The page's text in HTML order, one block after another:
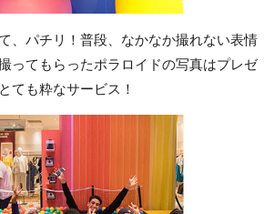
、パチリ！普段、なかなか撮れない表情
ってもらったポラロイドの写真はプレゼ
ても粋なサービス！